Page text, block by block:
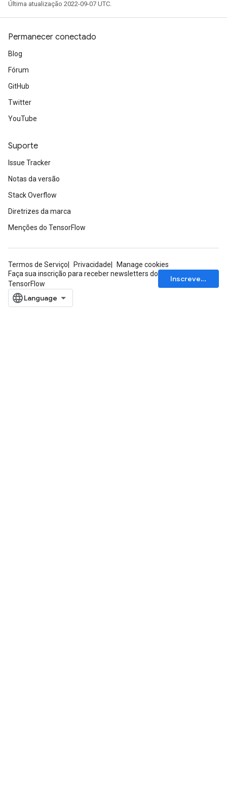
Última atualização 2022-09-07 UTC.
Permanecer conectado
Blog
Fórum
GitHub
Twitter
YouTube
Suporte
Issue Tracker
Notas da versão
Stack Overflow
Diretrizes da marca
Menções do TensorFlow
Termos de Serviço Privacidade
Manage cookies
Faça sua inscrição para receber newsletters do
TensorFlow
Inscrever-se